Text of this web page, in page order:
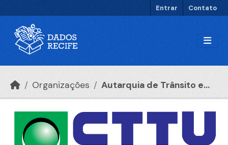
Entrar Contato
Organizações Autarquia de Trânsito e...